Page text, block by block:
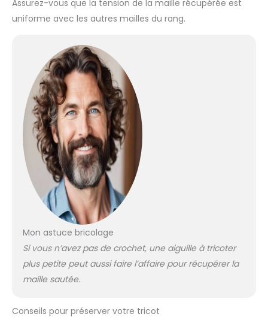
Assurez-vous que la tension de la maille récupérée est
uniforme avec les autres mailles du rang.
Mon astuce bricolage
Si vous n’avez pas de crochet, une aiguille à tricoter
plus petite peut aussi faire l’affaire pour récupérer la
maille sautée.
Conseils pour préserver votre tricot